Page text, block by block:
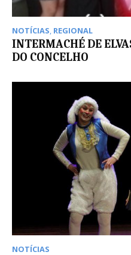
NOTÍCIAS, REGIONAL
INTERMACHÉ DE
DO CONCELHO
NOTÍCIAS